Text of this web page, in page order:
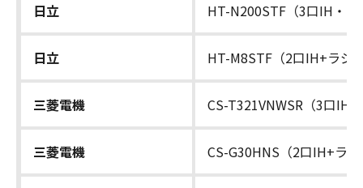
日立 HT-N200STF（3口IH・N
日立 HT-M8STF（2口IH+ラジ
三菱電機 CS-T321VNWSR（3口IH）
三菱電機 CS-G30HNS（2口IH+ラ